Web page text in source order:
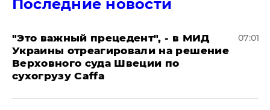
Последние новости
"Это важный прецедент", - в МИД
Украины отреагировали на решение
Верховного суда Швеции по
сухогрузу Caffa
07:01